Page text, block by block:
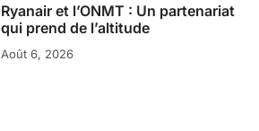
Ryanair et l’ONMT : Un partenariat
qui prend de l’altitude
Août 6, 2026